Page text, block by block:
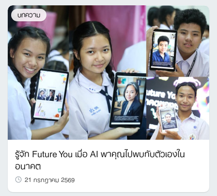
บทความ
รู้จัก Future You เมื่อ AI พาคุณไปพบกับตัวเองใน
อนาคต
21 กรกฎาคม 2569